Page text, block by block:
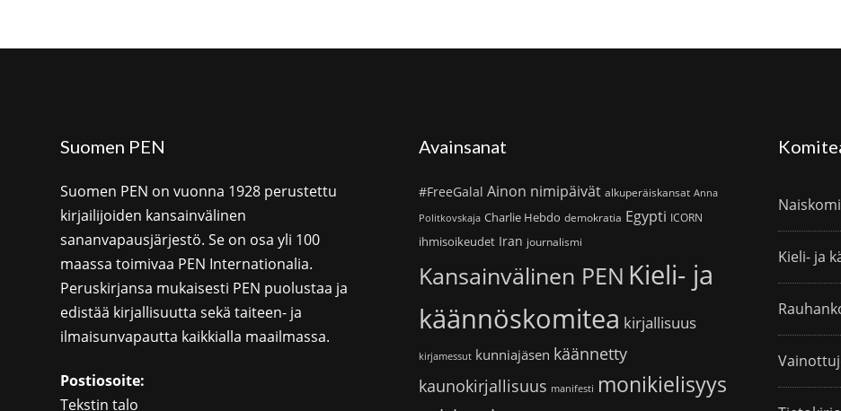
Suomen PEN
Suomen PEN on vuonna 1928 perustettu
kirjailijoiden kansainvälinen
sananvapausjärjestö. Se on osa yli 100
maassa toimivaa PEN Internationalia.
Peruskirjansa mukaisesti PEN puolustaa ja
edistää kirjallisuutta sekä taiteen- ja
ilmaisunvapautta kaikkialla maailmassa.
Postiosoite:
Tekstin talo
Avainsanat
#FreeGalal Ainon nimipäivät alkuperäiskansat Anna
Politkovskaja Charlie Hebdo demokratia Egypti ICORN
ihmisoikeudet Iran journalismi
Kansainvälinen PEN Kieli- ja
käännöskomitea kirjallisuus
kirjamessut kunniajäsen käännetty
kaunokirjallisuus manifesti monikielisyys
Kieli- ja